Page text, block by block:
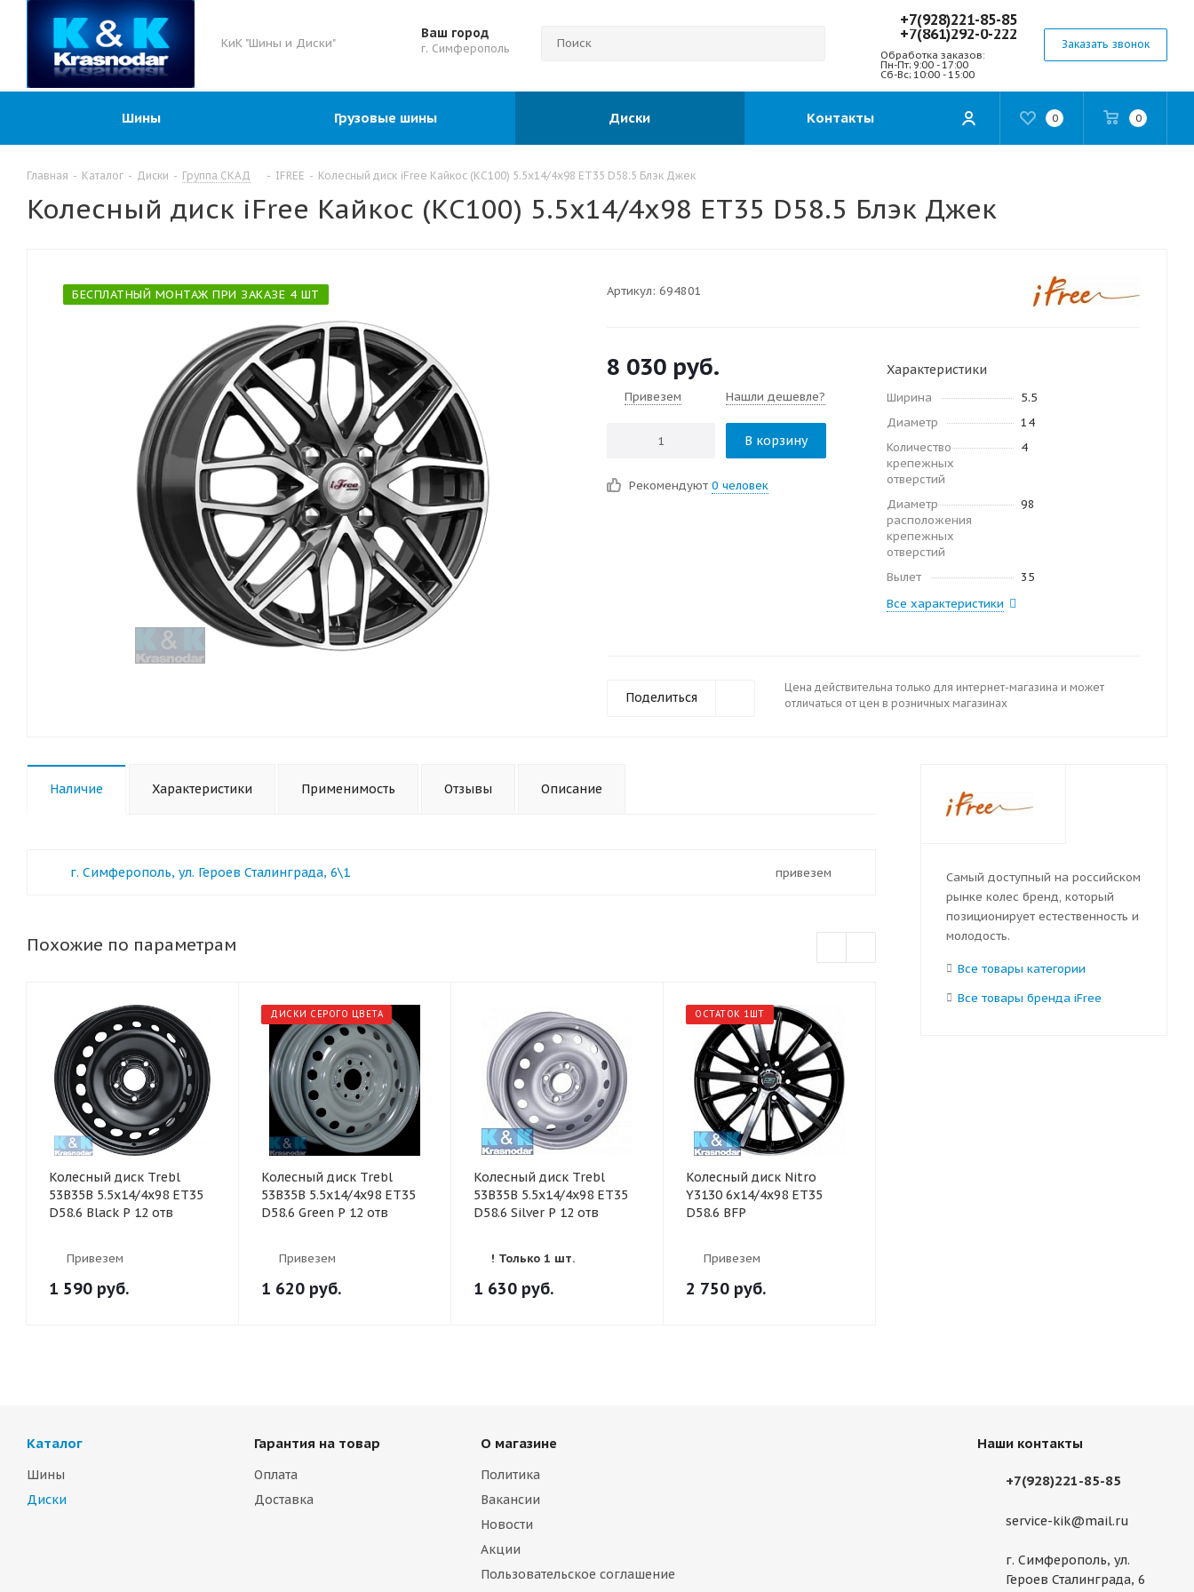
КиК "Шины и Диски"
Ваш город
г. Симферополь
+7(928)221-85-85
+7(861)292-0-222
Обработка заказов:
Пн-Пт; 9:00 - 17:00
Сб-Вс; 10:00 - 15:00
Заказать звонок
0 0
Шины Грузовые шины Диски Контакты
Главная - Каталог - Диски - Группа СКАД - IFREE - Колесный диск iFree Кайкос (КС100) 5.5x14/4x98 ET35 D58.5 Блэк Джек
Колесный диск iFree Кайкос (КС100) 5.5x14/4x98 ET35 D58.5 Блэк Джек
БЕСПЛАТНЫЙ МОНТАЖ ПРИ ЗАКАЗЕ 4 ШТ Артикул: 694801
8 030 руб.
Привезем Нашли дешевле?
В корзину
Рекомендуют 0 человек
Характеристики
Ширина
5.5
Диаметр
14
Количество
крепежных
отверстий
4
Диаметр
расположения
крепежных
отверстий
98
Вылет
35
Все характеристики
Поделиться
Цена действительна только для интернет-магазина и может
отличаться от цен в розничных магазинах
Наличие Характеристики Применимость Отзывы Описание
Привезем
г. Симферополь, ул. Героев Сталинграда, 6\1
Похожие по параметрам
Колесный диск Trebl
53B35B 5.5x14/4x98 ET35
D58.6 Black P 12 отв
Привезем
1 590 руб.
ДИСКИ СЕРОГО ЦВЕТА
Колесный диск Trebl
53B35B 5.5x14/4x98 ET35
D58.6 Green P 12 отв
Привезем
1 620 руб.
Колесный диск Trebl
53B35B 5.5x14/4x98 ET35
D58.6 Silver P 12 отв
! Только 1 шт.
1 630 руб.
ОСТАТОК 1ШТ
Колесный диск Nitro
Y3130 6x14/4x98 ET35
D58.6 BFP
Привезем
2 750 руб.
Самый доступный на российском
рынке колес бренд, который
позиционирует естественность и
молодость.
Все товары категории
Все товары бренда iFree
Каталог
Шины
Диски
Гарантия на товар
Оплата
Доставка
О магазине
Политика
Вакансии
Новости
Акции
Пользовательское соглашение
Наши контакты
+7(928)221-85-85
service-kik@mail.ru
г. Симферополь, ул.
Героев Сталинграда, 6